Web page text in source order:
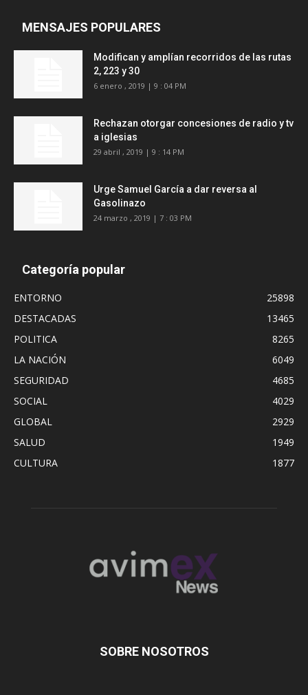
MENSAJES POPULARES
Modifican y amplían recorridos de las rutas
2, 223 y 30
6 enero , 2019 | 9 : 04 PM
Rechazan otorgar concesiones de radio y tv
a iglesias
29 abril , 2019 | 9 : 14 PM
Urge Samuel García a dar reversa al
Gasolinazo
24 marzo , 2019 | 7 : 03 PM
Categoría popular
ENTORNO
25898
DESTACADAS
13465
POLITICA
8265
LA NACIÓN
6049
SEGURIDAD
4685
SOCIAL
4029
GLOBAL
2929
SALUD
1949
CULTURA
1877
SOBRE NOSOTROS